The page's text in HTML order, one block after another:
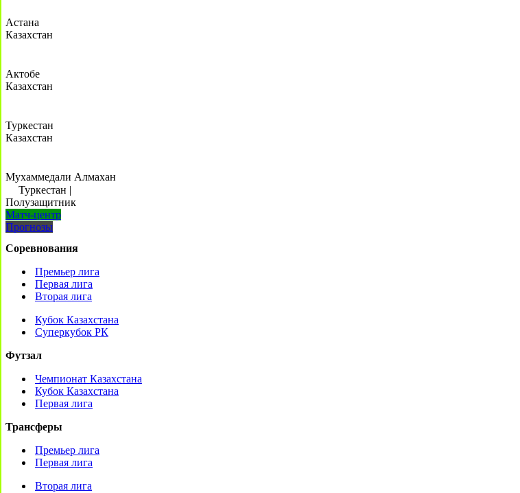
Астана
Казахстан
Актобе
Казахстан
Туркестан
Казахстан
Мухаммедали Алмахан
Туркестан |
Полузащитник
Матч-центр
Прогнозы
Соревнования
Премьер лига
Первая лига
Вторая лига
Кубок Казахстана
Суперкубок РК
Футзал
Чемпионат Казахстана
Кубок Казахстана
Первая лига
Трансферы
Премьер лига
Первая лига
Вторая лига